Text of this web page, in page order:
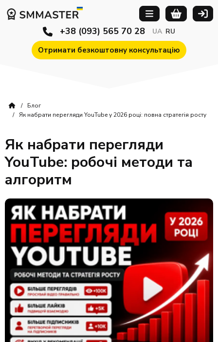
Отримати безкоштовну консультацію
+38 (093) 565 70 28 UA RU
Блог
Як набрати перегляди YouTube у 2026 році: повна стратегія росту
Як набрати перегляди
YouTube: робочі методи та
алгоритм